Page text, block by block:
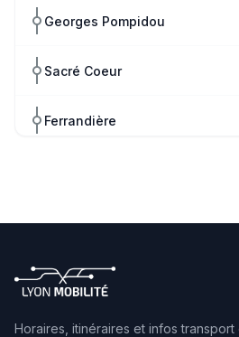
Georges Pompidou
Sacré Coeur
Ferrandière
Marengo
Cyrano
Horaires, itinéraires et infos transport